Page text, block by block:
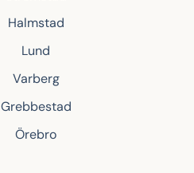
Halmstad
Lund
Varberg
Grebbestad
Örebro